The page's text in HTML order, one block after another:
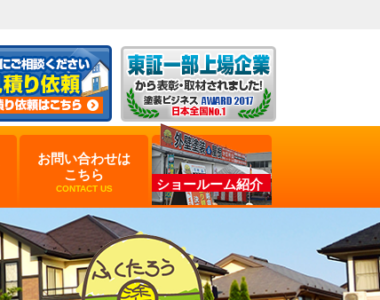
お問い合わせは
こちら
CONTACT US ショールーム紹介